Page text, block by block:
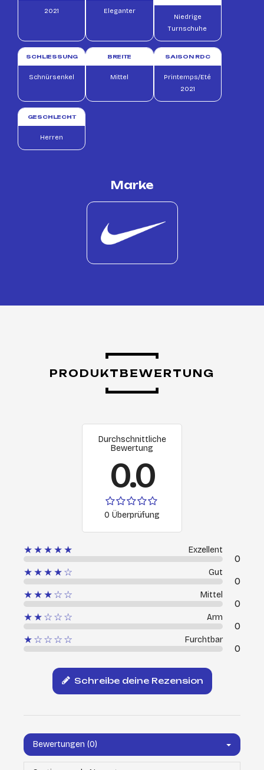
2021 Eleganter
Niedrige
Turnschuhe
SCHLIESSUNG
Schnürsenkel
BREITE
Mittel
SAISON RDC
Printemps/Eté
2021
GESCHLECHT
Herren
Marke
PRODUKTBEWERTUNG
Durchschnittliche
Bewertung
0.0
0 Überprüfung
★★★★★ Exzellent
0
★★★★☆
Gut
0
★★★☆☆
Mittel
0
★★☆☆☆
Arm
0
★☆☆☆☆
Furchtbar
0
Schreibe deine Rezension
Bewertungen (0)